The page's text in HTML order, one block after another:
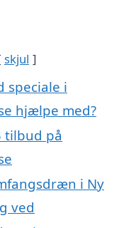
skjul
speciale i
hjælpe med?
tilbud på
i Ny
ved